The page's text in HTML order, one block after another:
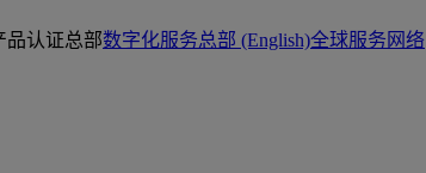
品认证总部数字化服务总部 (English)全球服务网络